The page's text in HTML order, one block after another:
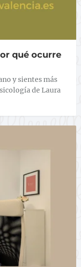
qué ocurre
y sientes más
de Laura